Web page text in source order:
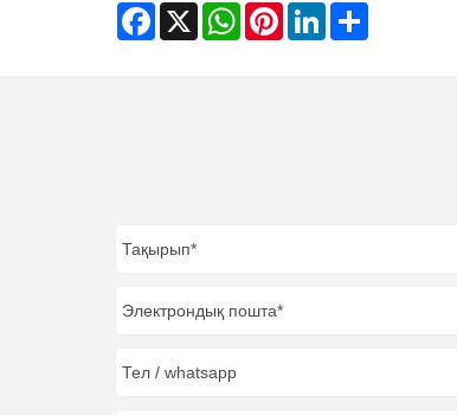
Facebook
X WhatsAppPinterestLinkedIn